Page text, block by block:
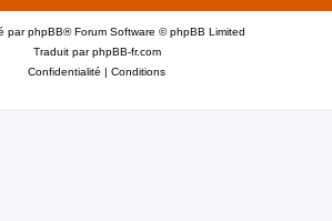
parphpBB® Forum Software © phpBB Limited
Traduit parphpBB-fr.com
Confidentialité | Conditions